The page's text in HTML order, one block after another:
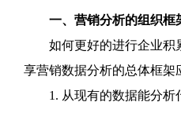
一、营销分析的组织框
如何更好的进行企业积累
享营销数据分析的总体框架
1. 从现有的数据能分析